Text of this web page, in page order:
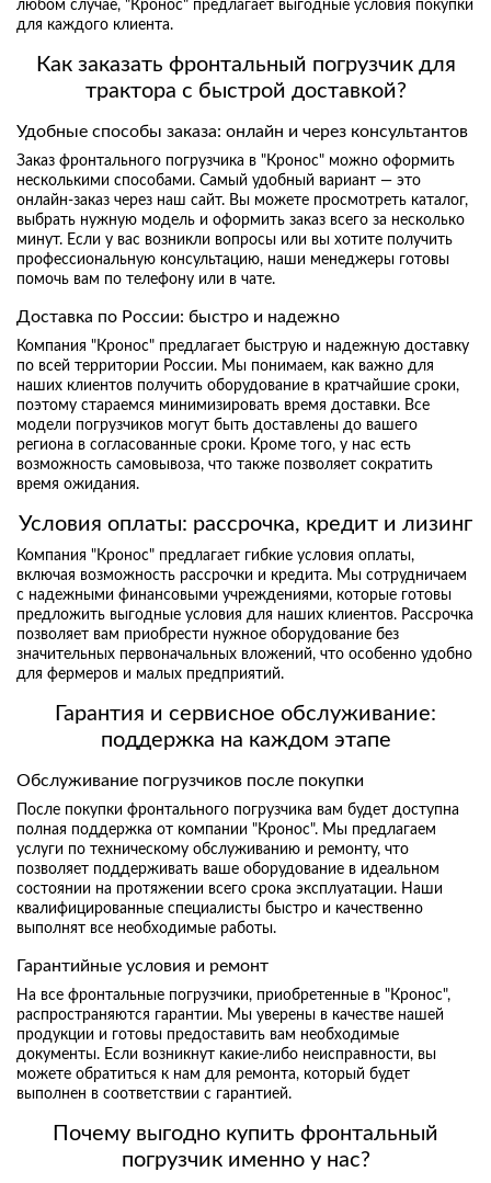
любом случае, "Кронос" предлагает выгодные условия покупки
для каждого клиента.
Как заказать фронтальный погрузчик для
трактора с быстрой доставкой?
Удобные способы заказа: онлайн и через консультантов
Заказ фронтального погрузчика в "Кронос" можно оформить
несколькими способами. Самый удобный вариант — это
онлайн-заказ через наш сайт. Вы можете просмотреть каталог,
выбрать нужную модель и оформить заказ всего за несколько
минут. Если у вас возникли вопросы или вы хотите получить
профессиональную консультацию, наши менеджеры готовы
помочь вам по телефону или в чате.
Доставка по России: быстро и надежно
Компания "Кронос" предлагает быструю и надежную доставку
по всей территории России. Мы понимаем, как важно для
наших клиентов получить оборудование в кратчайшие сроки,
поэтому стараемся минимизировать время доставки. Все
модели погрузчиков могут быть доставлены до вашего
региона в согласованные сроки. Кроме того, у нас есть
возможность самовывоза, что также позволяет сократить
время ожидания.
Условия оплаты: рассрочка, кредит и лизинг
Компания "Кронос" предлагает гибкие условия оплаты,
включая возможность рассрочки и кредита. Мы сотрудничаем
с надежными финансовыми учреждениями, которые готовы
предложить выгодные условия для наших клиентов. Рассрочка
позволяет вам приобрести нужное оборудование без
значительных первоначальных вложений, что особенно удобно
для фермеров и малых предприятий.
Гарантия и сервисное обслуживание:
поддержка на каждом этапе
Обслуживание погрузчиков после покупки
После покупки фронтального погрузчика вам будет доступна
полная поддержка от компании "Кронос". Мы предлагаем
услуги по техническому обслуживанию и ремонту, что
позволяет поддерживать ваше оборудование в идеальном
состоянии на протяжении всего срока эксплуатации. Наши
квалифицированные специалисты быстро и качественно
выполнят все необходимые работы.
Гарантийные условия и ремонт
На все фронтальные погрузчики, приобретенные в "Кронос",
распространяются гарантии. Мы уверены в качестве нашей
продукции и готовы предоставить вам необходимые
документы. Если возникнут какие-либо неисправности, вы
можете обратиться к нам для ремонта, который будет
выполнен в соответствии с гарантией.
Почему выгодно купить фронтальный
погрузчик именно у нас?